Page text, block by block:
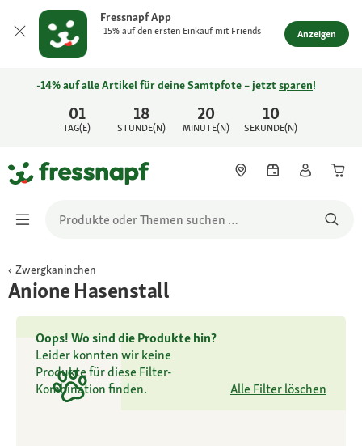
Fressnapf App
-15% auf den ersten Einkauf mit Friends Anzeigen
01
TAG(E)
18
STUNDE(N)
20
MINUTE(N)
10
SEKUNDE(N)
-14% auf alle Artikel für deine Samtpfote – jetztsparen!
Zwergkaninchen
Anione Hasenstall
Oops! Wo sind die Produkte hin?
Leider konnten wir keine
Produkte für diese Filter-
Kombination finden.
Alle Filter löschen